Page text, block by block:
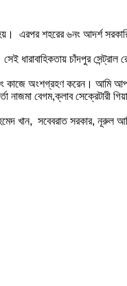
শহরের ৬নং আদর্শ সরকারি
চাঁদপুর সেন্ট্রাল
কাজে অংশগ্রহণ করেন। আমি
বেগম,ক্লাব সেক্রেটারী
খান, সবেবরাত সরকার, নূরুল